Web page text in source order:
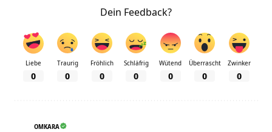
Dein Feedback?
Liebe
0
Traurig
0
Fröhlich
0
Schläfrig
0
Wütend
0
Überrascht
0
Zwinker
0
OMKARA